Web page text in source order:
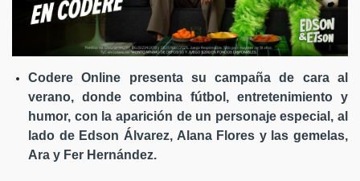
Codere Online presenta su campaña de cara al
verano, donde combina fútbol, entretenimiento y
humor, con la aparición de un personaje especial, al
lado de Edson Álvarez, Alana Flores y las gemelas,
Ara y Fer Hernández.